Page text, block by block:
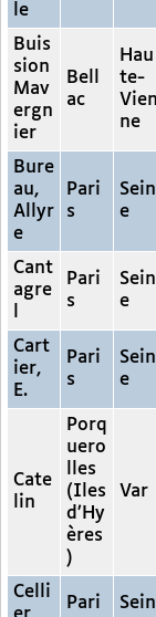
le
Buis
sion
Mav
ergn
ier
Bell
ac
Hau
te-
Vien
ne
Bure
au,
Allyr
e
Pari
s
Sein
e
Cant
agre
Pari
s
Sein
e
Cart
ier,
E.
Pari
s
Sein
e
Cate
lin
Porq
uero
lles
(Iles
d’Hy
ères
)
Var
Celli
Pari
Sein